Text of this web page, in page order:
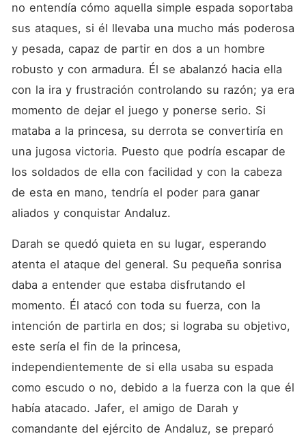
no entendía cómo aquella simple espada soportaba
sus ataques, si él llevaba una mucho más poderosa
y pesada, capaz de partir en dos a un hombre
robusto y con armadura. Él se abalanzó hacia ella
con la ira y frustración controlando su razón; ya era
momento de dejar el juego y ponerse serio. Si
mataba a la princesa, su derrota se convertiría en
una jugosa victoria. Puesto que podría escapar de
los soldados de ella con facilidad y con la cabeza
de esta en mano, tendría el poder para ganar
aliados y conquistar Andaluz.
Darah se quedó quieta en su lugar, esperando
atenta el ataque del general. Su pequeña sonrisa
daba a entender que estaba disfrutando el
momento. Él atacó con toda su fuerza, con la
intención de partirla en dos; si lograba su objetivo,
este sería el fin de la princesa,
independientemente de si ella usaba su espada
como escudo o no, debido a la fuerza con la que él
había atacado. Jafer, el amigo de Darah y
comandante del ejército de Andaluz, se preparó